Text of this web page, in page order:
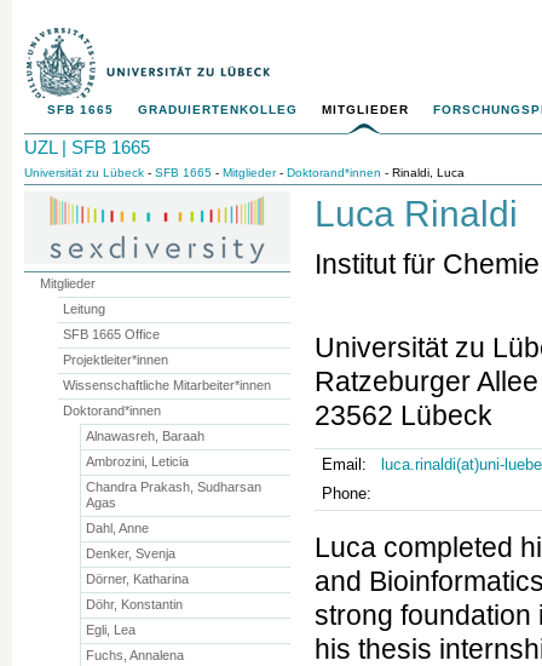
SFB 1665 GRADUIERTENKOLLEG MITGLIEDER
UZL | SFB 1665
Universität zu Lübeck - SFB 1665 - Mitglieder- Doktorand*innen - Rinaldi, Luca
Luca Rinaldi
Institut für
Universität zu
Ratzeburger
23562 Lübeck
Email:
luca.rinaldi(at)uni-
Phone:
Luca completed
and
strong foundation
his thesis
Mitglieder
Leitung
SFB 1665 Office
Projektleiter*innen
Wissenschaftliche Mitarbeiter*innen
Doktorand*innen
Alnawasreh, Baraah
Ambrozini, Leticia
Chandra Prakash, Sudharsan
Agas
Dahl, Anne
Denker, Svenja
Dörner, Katharina
Döhr, Konstantin
Egli, Lea
Fuchs, Annalena